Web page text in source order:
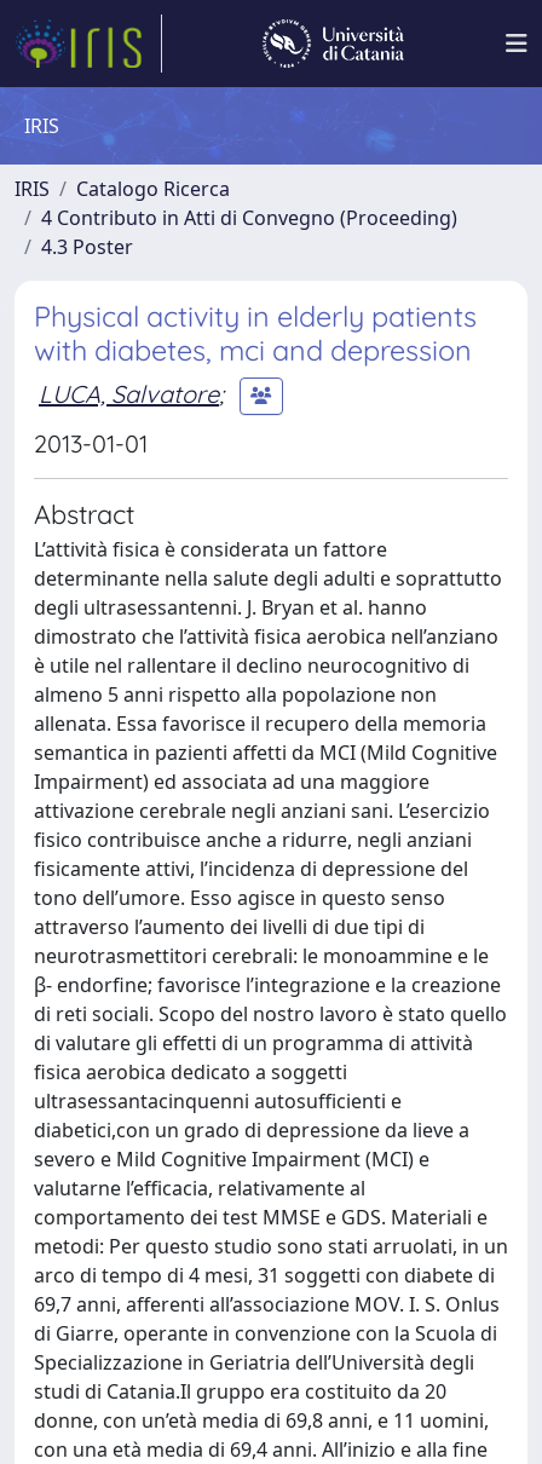
IRIS
IRIS
Catalogo Ricerca
4 Contributo in Atti di Convegno (Proceeding)
4.3 Poster
Physical activity in elderly patients
with diabetes, mci and depression
LUCA, Salvatore;
2013-01-01
Abstract
L’attività fisica è considerata un fattore
determinante nella salute degli adulti e soprattutto
degli ultrasessantenni. J. Bryan et al. hanno
dimostrato che l’attività fisica aerobica nell’anziano
è utile nel rallentare il declino neurocognitivo di
almeno 5 anni rispetto alla popolazione non
allenata. Essa favorisce il recupero della memoria
semantica in pazienti affetti da MCI (Mild Cognitive
Impairment) ed associata ad una maggiore
attivazione cerebrale negli anziani sani. L’esercizio
fisico contribuisce anche a ridurre, negli anziani
fisicamente attivi, l’incidenza di depressione del
tono dell’umore. Esso agisce in questo senso
attraverso l’aumento dei livelli di due tipi di
neurotrasmettitori cerebrali: le monoammine e le
β- endorfine; favorisce l’integrazione e la creazione
di reti sociali. Scopo del nostro lavoro è stato quello
di valutare gli effetti di un programma di attività
fisica aerobica dedicato a soggetti
ultrasessantacinquenni autosufficienti e
diabetici,con un grado di depressione da lieve a
severo e Mild Cognitive Impairment (MCI) e
valutarne l’efficacia, relativamente al
comportamento dei test MMSE e GDS. Materiali e
metodi: Per questo studio sono stati arruolati, in un
arco di tempo di 4 mesi, 31 soggetti con diabete di
69,7 anni, afferenti all’associazione MOV. I. S. Onlus
di Giarre, operante in convenzione con la Scuola di
Specializzazione in Geriatria dell’Università degli
studi di Catania.Il gruppo era costituito da 20
donne, con un’età media di 69,8 anni, e 11 uomini,
con una età media di 69,4 anni. All’inizio e alla fine